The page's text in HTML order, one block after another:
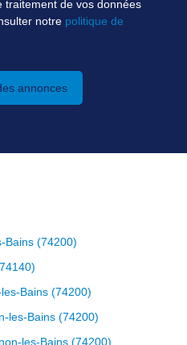
traitement de vos données
notre politique de
annonces
Bains (74200)
Bains (74200)
les-Bains (74200)
les-Bains (74200)